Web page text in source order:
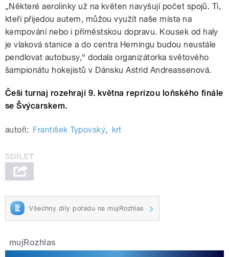
„Některé aerolinky už na květen navyšují počet spojů. Ti,
kteří přijedou autem, můžou využít naše místa na
kempování nebo i příměstskou dopravu. Kousek od haly
je vlaková stanice a do centra Herningu budou neustále
pendlovat autobusy,“ dodala organizátorka světového
šampionátu hokejistů v Dánsku Astrid Andreassenová.
Češi turnaj rozehrají 9. května reprízou loňského finále
se Švýcarskem.
autoři: František Typovský, krt
Všechny díly pořadu na mujRozhlas
mujRozhlas